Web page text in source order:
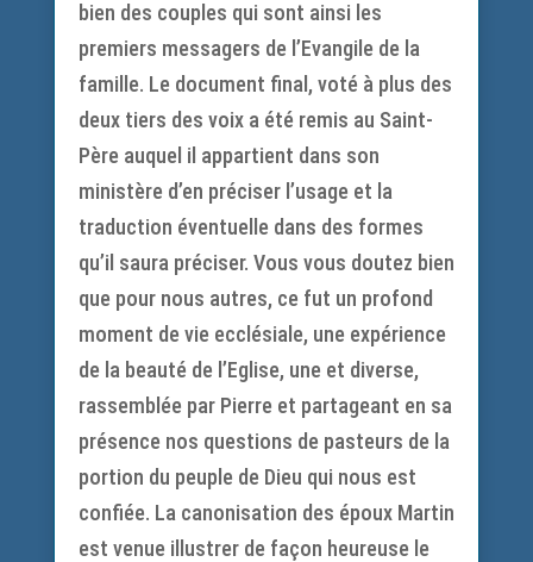
bien des couples qui sont ainsi les
premiers messagers de l’Evangile de la
famille. Le document final, voté à plus des
deux tiers des voix a été remis au Saint-
Père auquel il appartient dans son
ministère d’en préciser l’usage et la
traduction éventuelle dans des formes
qu’il saura préciser. Vous vous doutez bien
que pour nous autres, ce fut un profond
moment de vie ecclésiale, une expérience
de la beauté de l’Eglise, une et diverse,
rassemblée par Pierre et partageant en sa
présence nos questions de pasteurs de la
portion du peuple de Dieu qui nous est
confiée. La canonisation des époux Martin
est venue illustrer de façon heureuse le